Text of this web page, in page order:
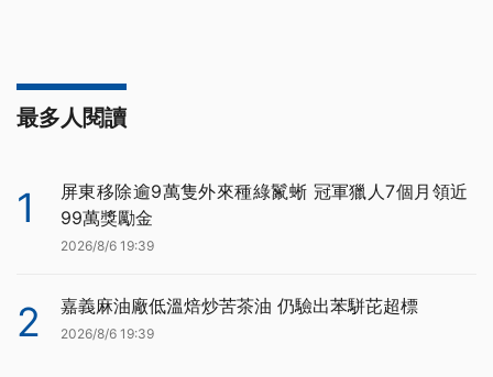
最多人閱讀
1
屏東移除逾9萬隻外來種綠鬣蜥 冠軍獵人7個月領近
99萬獎勵金
2026/8/6 19:39
2 嘉義麻油廠低溫焙炒苦茶油 仍驗出苯駢芘超標
2026/8/6 19:39